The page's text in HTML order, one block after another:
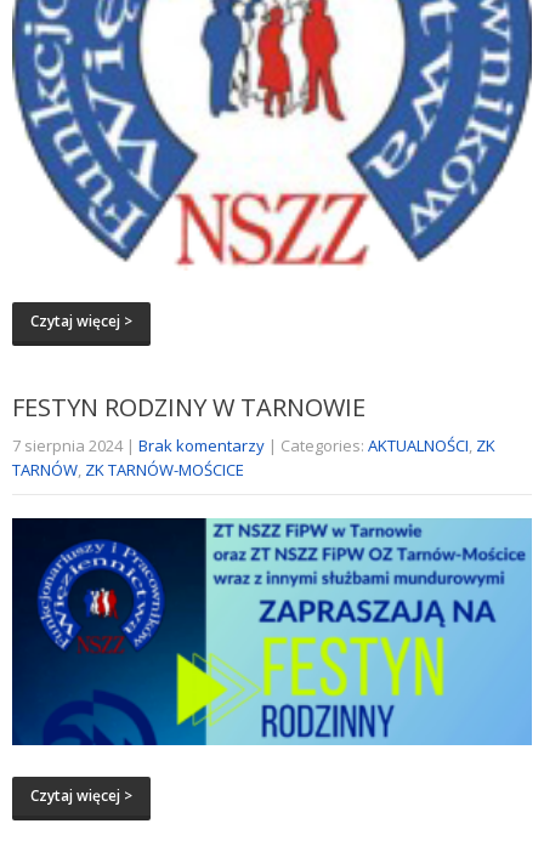
Czytaj więcej >
FESTYN RODZINY W TARNOWIE
7 sierpnia 2024 | Brak komentarzy | Categories: AKTUALNOŚCI, ZK
TARNÓW, ZK TARNÓW-MOŚCICE
Czytaj więcej >